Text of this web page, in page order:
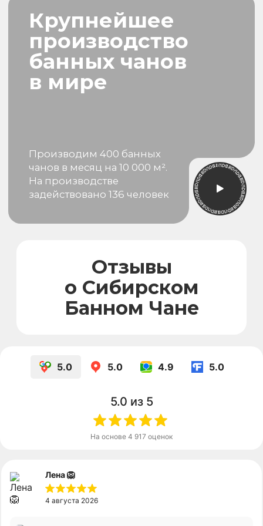
5.0 5.0 4.9 5.0
5.0 из 5
На основе 4 917 оценок
Лена 🦁
4 августа 2026
Первый канал
В передаче "Доброе Утро"
НТВ
В передаче
Telegram-канал
Канал в Max